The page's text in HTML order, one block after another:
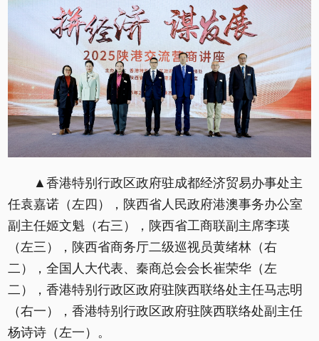
▲香港特别行政区政府驻成都经济贸易办事处主
任袁嘉诺（左四），陕西省人民政府港澳事务办公室
副主任姬文魁（右三），陕西省工商联副主席李瑛
（左三），陕西省商务厅二级巡视员黄绪林（右
二），全国人大代表、秦商总会会长崔荣华（左
二），香港特别行政区政府驻陕西联络处主任马志明
（右一），香港特别行政区政府驻陕西联络处副主任
杨诗诗（左一）。